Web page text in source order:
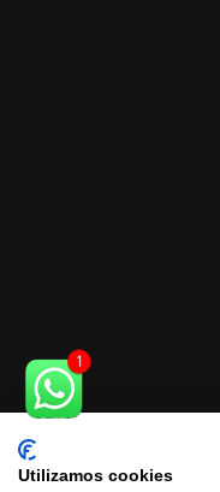
Utilizamos cookies